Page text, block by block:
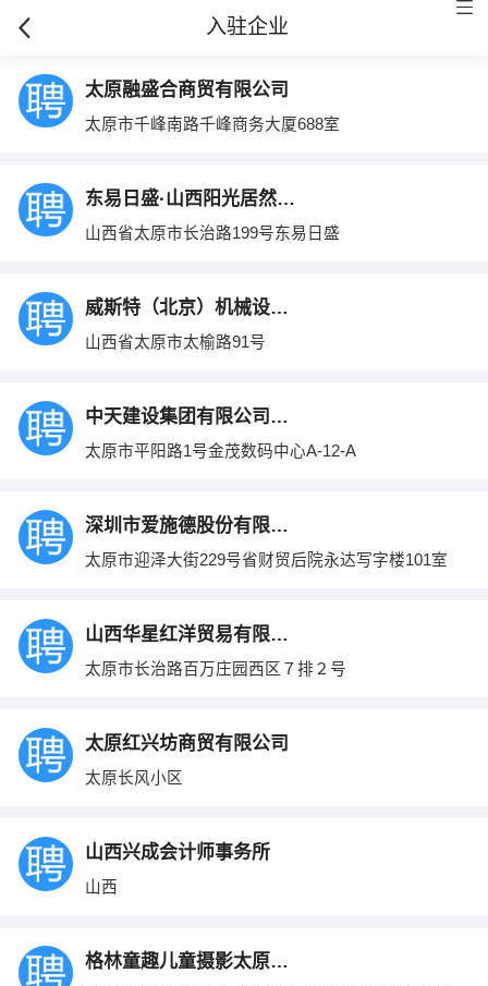
入驻企业
太原融盛合商贸有限公司
太原市千峰南路千峰商务大厦688室
东易日盛·山西阳光居然装饰工程有限公司
山西省太原市长治路199号东易日盛
威斯特（北京）机械设备有限公司太原分公司
山西省太原市太榆路91号
中天建设集团有限公司山西分公司
太原市平阳路1号金茂数码中心A-12-A
深圳市爱施德股份有限公司山西分公司
太原市迎泽大街229号省财贸后院永达写字楼101室
山西华星红洋贸易有限公司
太原市长治路百万庄园西区７排２号
太原红兴坊商贸有限公司
太原长风小区
山西兴成会计师事务所
山西
格林童趣儿童摄影太原旗舰店